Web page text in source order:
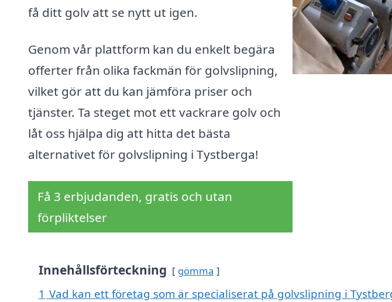
få ditt golv att se nytt ut igen.
Genom vår plattform kan du enkelt begära
offerter från olika fackmän för golvslipning,
vilket gör att du kan jämföra priser och
tjänster. Ta steget mot ett vackrare golv och
låt oss hjälpa dig att hitta det bästa
alternativet för golvslipning i Tystberga!
Få 3 erbjudanden, gratis och utan
förpliktelser
Innehållsförteckning gömma
1 Vad kan ett företag som är specialiserat på golvslipning i